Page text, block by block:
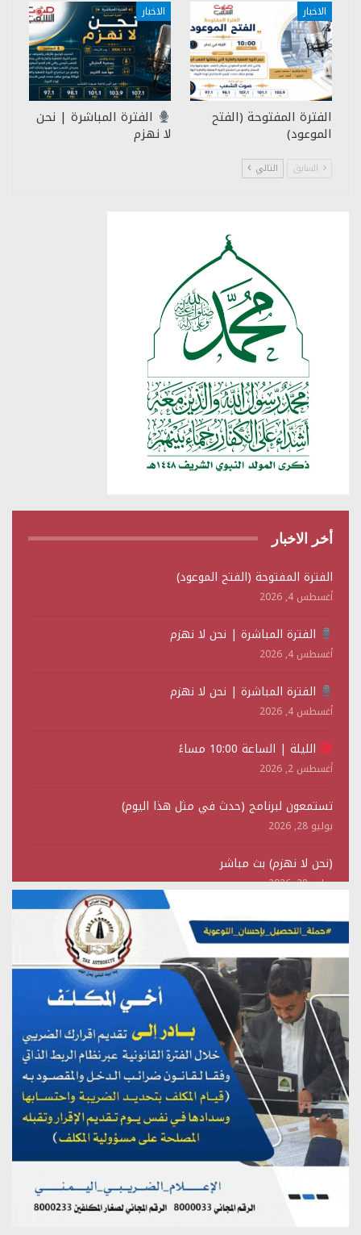
الاخبار
الفترة المفتوحة (الفتح
الموعود)
الاخبار
الفترة المباشرة | نحن
لا نهزم
السابق التالي
أخر الاخبار
الفترة المفتوحة (الفتح الموعود)
أغسطس 4, 2026
الفترة المباشرة | نحن لا نهزم
أغسطس 4, 2026
الفترة المباشرة | نحن لا نهزم
أغسطس 4, 2026
الليلة | الساعة 10:00 مساءً
أغسطس 2, 2026
تستمعون لبرنامج (حدث في مثل هذا اليوم)
يوليو 28, 2026
(نحن لا نهزم) بث مباشر
يوليو 28, 2026
تستمعون لبرنامج (هندسة الوهم)
يوليو 28, 2026
مؤتمر صحفي لمركز عين الإنسانية حول جرائم تحالف العدوان
على اليمن
يوليو 27, 2026
تستمعون لبرنامج (مع السيد القائد)
يوليو 26, 2026
تستمعون لبرنامج (خبر وعلم)
يوليو 26, 2026